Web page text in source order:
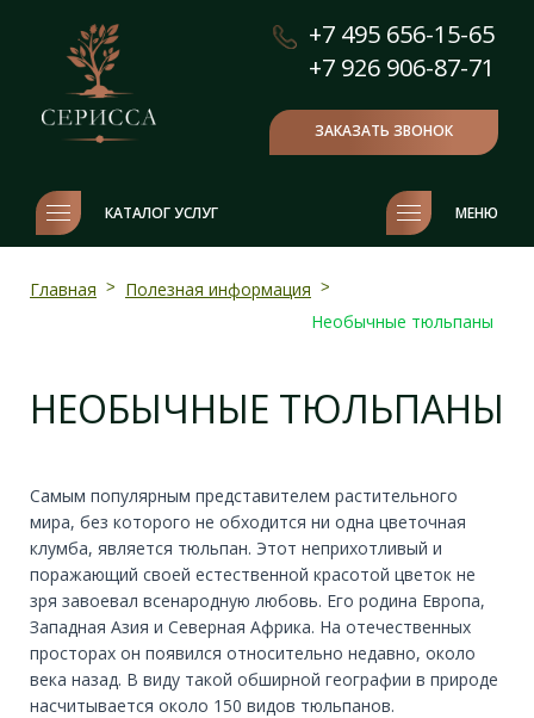
+7 495 656-15-65
+7 926 906-87-71
ЗАКАЗАТЬ ЗВОНОК
КАТАЛОГ УСЛУГ МЕНЮ
Главная > Полезная информация >
Необычные тюльпаны
НЕОБЫЧНЫЕ ТЮЛЬПАНЫ
Самым популярным представителем растительного
мира, без которого не обходится ни одна цветочная
клумба, является тюльпан. Этот неприхотливый и
поражающий своей естественной красотой цветок не
зря завоевал всенародную любовь. Его родина Европа,
Западная Азия и Северная Африка. На отечественных
просторах он появился относительно недавно, около
века назад. В виду такой обширной географии в природе
насчитывается около 150 видов тюльпанов.